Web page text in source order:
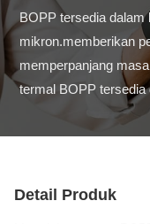
BOPP tersedia dalam
mikron.memberikan
memperpanjang
termal BOPP tersedia
Detail Produk